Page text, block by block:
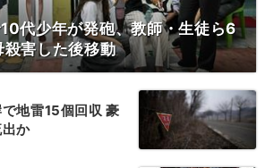
代少年が発砲、教師・生徒ら6
殺害した後移動
地雷15個回収 豪
か